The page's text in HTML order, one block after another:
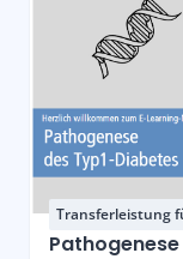
Transferleistung